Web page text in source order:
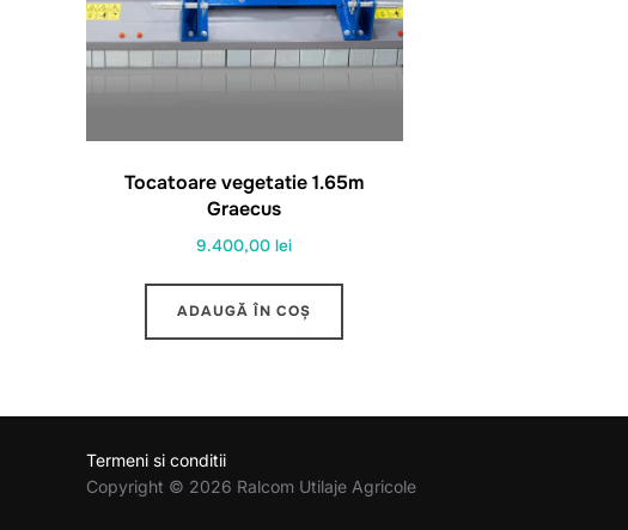
Tocatoare vegetatie 1.65m
Graecus
9.400,00lei
ADAUGĂ ÎN COȘ
Termeni si conditii
Copyright © 2026 Ralcom Utilaje Agricole